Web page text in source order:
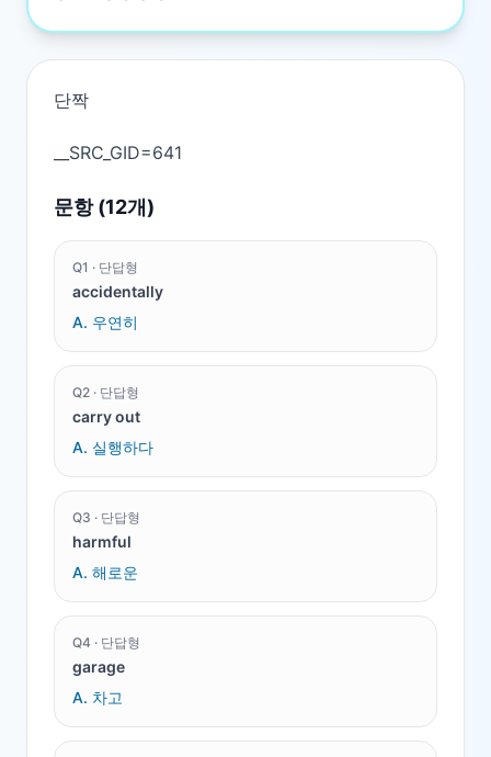
단짝
문항 (12개)
Q1 · 단답형
accidentally
A. 우연히
Q2 · 단답형
carry out
A. 실행하다
Q3 · 단답형
harmful
A. 해로운
Q4 · 단답형
garage
A. 차고